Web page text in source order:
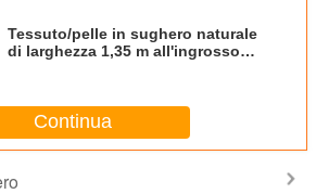
Tessuto/pelle in sughero naturale
di larghezza 1,35 m all'ingrosso
per telefoni
Continua